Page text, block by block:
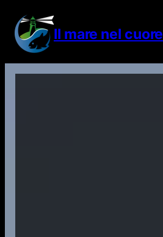
contenuto
Il mare nel cuore